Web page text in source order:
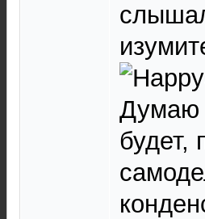
Думаю
будет,